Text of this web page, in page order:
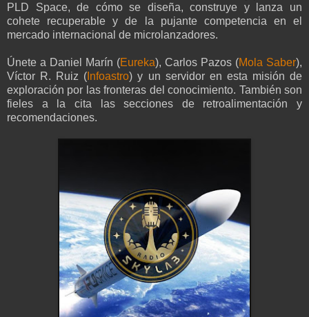
PLD Space, de cómo se diseña, construye y lanza un
cohete recuperable y de la pujante competencia en el
mercado internacional de microlanzadores.
Únete a Daniel Marín (Eureka), Carlos Pazos (Mola Saber),
Víctor R. Ruiz ( Infoastro) y un servidor en esta misión de
exploración por las fronteras del conocimiento. También son
fieles a la cita las secciones de retroalimentación y
recomendaciones.